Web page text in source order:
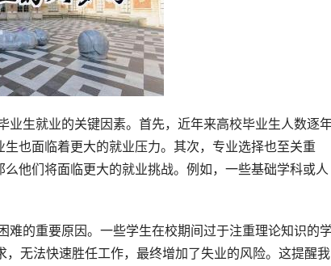
也面临着更大的就业压力。其次，专业选择也至关重
他们将面临更大的就业挑战。例如，一些基础学科或人
无法快速胜任工作，最终增加了失业的风险。这提醒我